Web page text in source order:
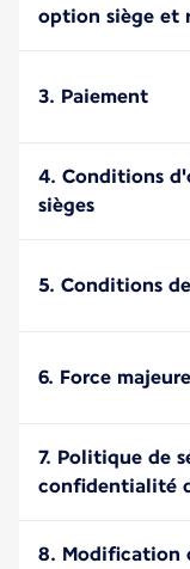
option siège et
3. Paiement
4. Conditions
sièges
5. Conditions
6. Force majeure
7. Politique de
confidentialité
8. Modification